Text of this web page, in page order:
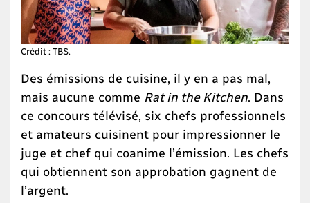
Crédit : TBS.
Des émissions de cuisine, il y en a pas mal,
mais aucune comme Rat in the Kitchen . Dans
ce concours télévisé, six chefs professionnels
et amateurs cuisinent pour impressionner le
juge et chef qui coanime l’émission. Les chefs
qui obtiennent son approbation gagnent de
l’argent.